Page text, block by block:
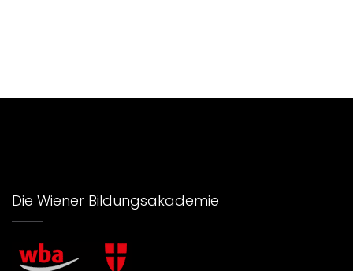
Die Wiener Bildungsakademie